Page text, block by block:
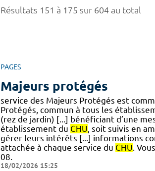
Résultats 151 à 175 sur 604 au total
PAGES
Majeurs protégés
service des Majeurs Protégés est
Protégés, commun à tous les
(rez de jardin) [...] bénéficiant d’une
établissement du CHU, soit suivis en
gérer leurs intérêts [...] informations
attachée à chaque service du CHU.
08.
18/02/2026 15:25